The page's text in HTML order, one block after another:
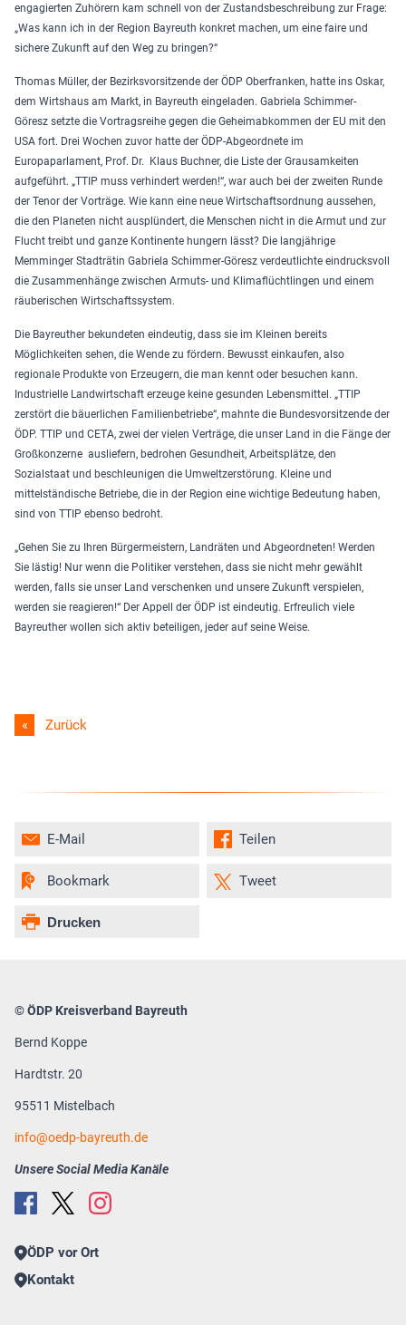
engagierten Zuhörern kam schnell von der Zustandsbeschreibung zur Frage:
„Was kann ich in der Region Bayreuth konkret machen, um eine faire und
sichere Zukunft auf den Weg zu bringen?“
Thomas Müller, der Bezirksvorsitzende der ÖDP Oberfranken, hatte ins Oskar,
dem Wirtshaus am Markt, in Bayreuth eingeladen. Gabriela Schimmer-
Göresz setzte die Vortragsreihe gegen die Geheimabkommen der EU mit den
USA fort. Drei Wochen zuvor hatte der ÖDP-Abgeordnete im
Europaparlament, Prof. Dr. Klaus Buchner, die Liste der Grausamkeiten
aufgeführt. „TTIP muss verhindert werden!“, war auch bei der zweiten Runde
der Tenor der Vorträge. Wie kann eine neue Wirtschaftsordnung aussehen,
die den Planeten nicht ausplündert, die Menschen nicht in die Armut und zur
Flucht treibt und ganze Kontinente hungern lässt? Die langjährige
Memminger Stadträtin Gabriela Schimmer-Göresz verdeutlichte eindrucksvoll
die Zusammenhänge zwischen Armuts- und Klimaflüchtlingen und einem
räuberischen Wirtschaftssystem.
Die Bayreuther bekundeten eindeutig, dass sie im Kleinen bereits
Möglichkeiten sehen, die Wende zu fördern. Bewusst einkaufen, also
regionale Produkte von Erzeugern, die man kennt oder besuchen kann.
Industrielle Landwirtschaft erzeuge keine gesunden Lebensmittel. „TTIP
zerstört die bäuerlichen Familienbetriebe“, mahnte die Bundesvorsitzende der
ÖDP. TTIP und CETA, zwei der vielen Verträge, die unser Land in die Fänge der
Großkonzerne ausliefern, bedrohen Gesundheit, Arbeitsplätze, den
Sozialstaat und beschleunigen die Umweltzerstörung. Kleine und
mittelständische Betriebe, die in der Region eine wichtige Bedeutung haben,
sind von TTIP ebenso bedroht.
„Gehen Sie zu Ihren Bürgermeistern, Landräten und Abgeordneten! Werden
Sie lästig! Nur wenn die Politiker verstehen, dass sie nicht mehr gewählt
werden, falls sie unser Land verschenken und unsere Zukunft verspielen,
werden sie reagieren!“ Der Appell der ÖDP ist eindeutig. Erfreulich viele
Bayreuther wollen sich aktiv beteiligen, jeder auf seine Weise.
Zurück
Teilen
Tweet
E-Mail
Bookmark
Drucken
© ÖDP Kreisverband Bayreuth
Bernd Koppe
Hardtstr. 20
95511 Mistelbach
info oedp-bayreuth.de
Unsere Social Media Kanäle
ÖDP vor Ort
Kontakt